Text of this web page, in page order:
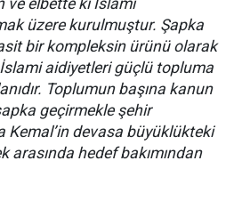
ve elbette ki İslami
üzere kurulmuştur. Şapka
bir kompleksin ürünü olarak
aidiyetleri güçlü topluma
Toplumun başına kanun
geçirmekle şehir
Kemal’in devasa büyüklükteki
arasında hedef bakımından